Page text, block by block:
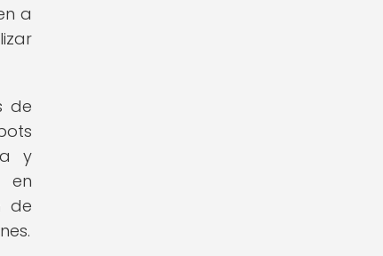
a
de
y
en
de